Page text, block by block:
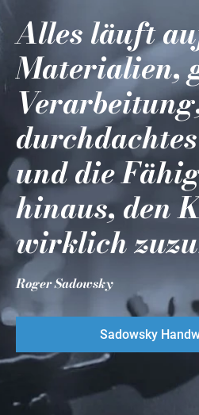
Alles läuft
Materialien,
und die
hinaus, den
wirklich
Roger Sadowsky
Sadowsky